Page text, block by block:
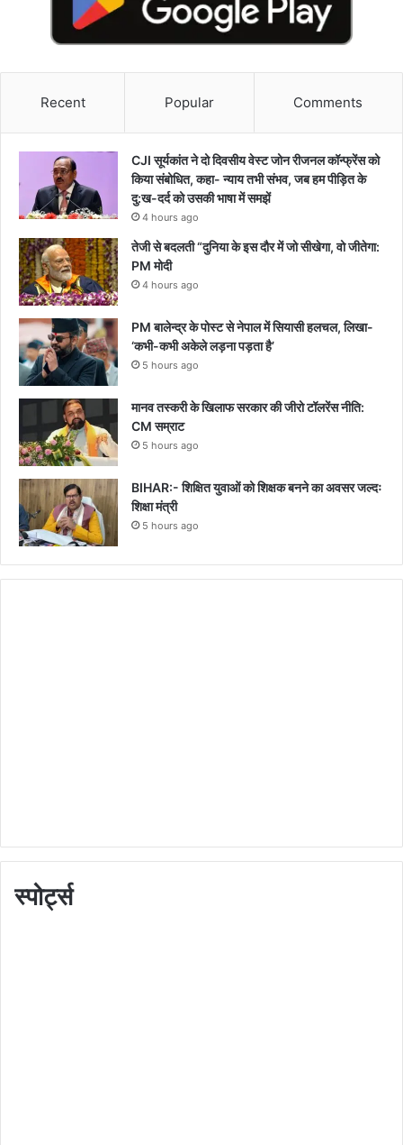
Recent Popular Comments
CJI सूर्यकांत ने दो दिवसीय वेस्ट जोन रीजनल कॉन्फ्रेंस को
किया संबोधित, कहा- न्याय तभी संभव, जब हम पीड़ित के
दु:ख-दर्द को उसकी भाषा में समझें
4 hours ago
तेजी से बदलती “दुनिया के इस दौर में जो सीखेगा, वो जीतेगा:
PM मोदी
4 hours ago
PM बालेन्द्र के पोस्ट से नेपाल में सियासी हलचल, लिखा-
‘कभी-कभी अकेले लड़ना पड़ता है’
5 hours ago
मानव तस्करी के खिलाफ सरकार की जीरो टॉलरेंस नीति:
CM सम्राट
5 hours ago
BIHAR:- शिक्षित युवाओं को शिक्षक बनने का अवसर जल्दः
शिक्षा मंत्री
5 hours ago
स्पोर्ट्स